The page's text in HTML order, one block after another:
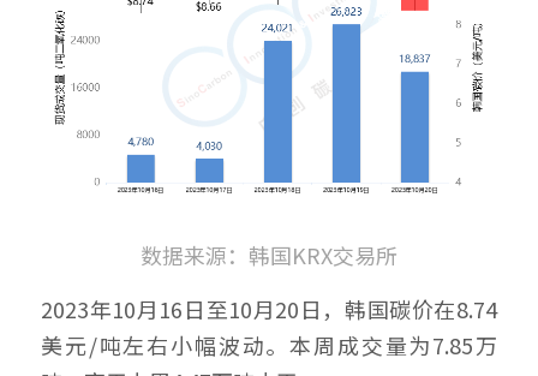
数据来源：韩国KRX交易所
2023年10月16日至10月20日，韩国碳价在8.74
美元/吨左右小幅波动。本周成交量为7.85万